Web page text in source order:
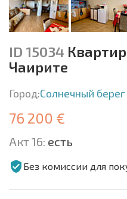
ID 15034
Чаирите
Город:Солнечный берег
76 200 €
Акт 16: есть
Без комиссии для